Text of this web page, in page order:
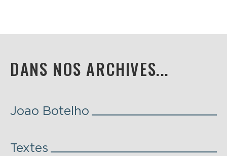
DANS NOS ARCHIVES...
Joao Botelho
Textes